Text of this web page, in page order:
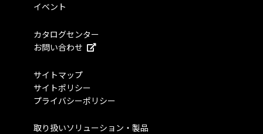
イベント
カタログセンター
お問い合わせ
サイトマップ
サイトポリシー
プライバシーポリシー
取り扱いソリューション・製品